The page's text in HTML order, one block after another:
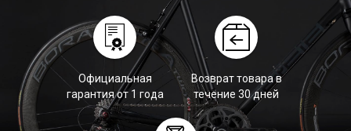
Официальная
гарантия от 1 года
Возврат товара в
течение 30 дней